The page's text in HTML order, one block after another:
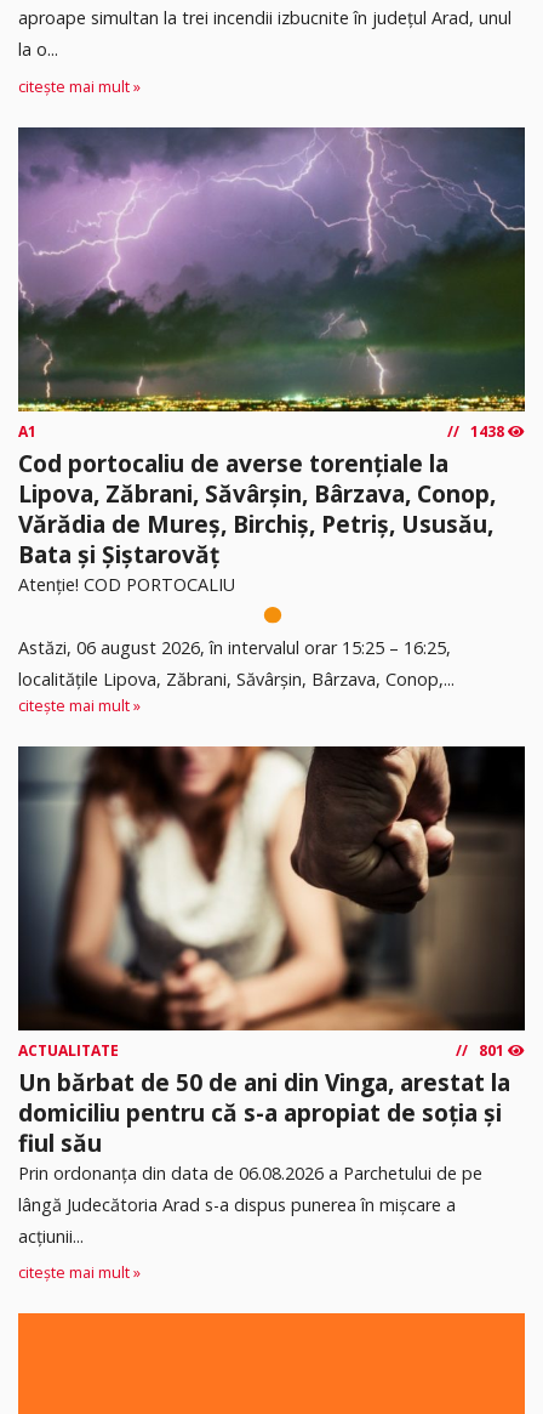
aproape simultan la trei incendii izbucnite în județul Arad, unul
la o...
citește mai mult »
A1 1438
Cod portocaliu de averse torențiale la
Lipova, Zăbrani, Săvârșin, Bârzava, Conop,
Vărădia de Mureș, Birchiș, Petriș, Ususău,
Bata și Șiștarovăț
Atenție! COD PORTOCALIU
Astăzi, 06 august 2026, în intervalul orar 15:25 – 16:25,
localitățile Lipova, Zăbrani, Săvârșin, Bârzava, Conop,...
citește mai mult »
ACTUALITATE 801
Un bărbat de 50 de ani din Vinga, arestat la
domiciliu pentru că s-a apropiat de soția și
fiul său
Prin ordonanța din data de 06.08.2026 a Parchetului de pe
lângă Judecătoria Arad s-a dispus punerea în mişcare a
acţiunii...
citește mai mult »